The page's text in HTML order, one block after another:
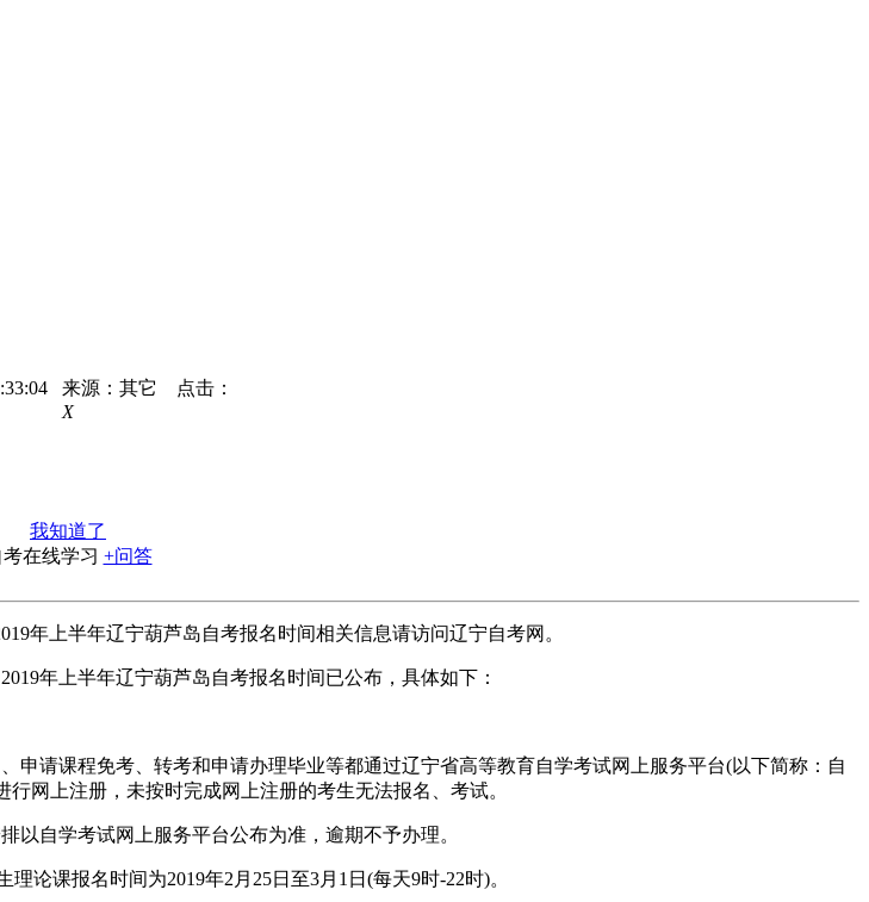
来源：其它 点击：
X
我知道了
考在线学习 +问答
年上半年辽宁葫芦岛自考报名时间相关信息请访问辽宁自考网。
年上半年辽宁葫芦岛自考报名时间已公布，具体如下：
请课程免考、转考和申请办理毕业等都通过辽宁省高等教育自学考试网上服务平台(以下简称：自
网上注册，未按时完成网上注册的考生无法报名、考试。
自学考试网上服务平台公布为准，逾期不予办理。
课报名时间为2019年2月25日至3月1日(每天9时-22时)。